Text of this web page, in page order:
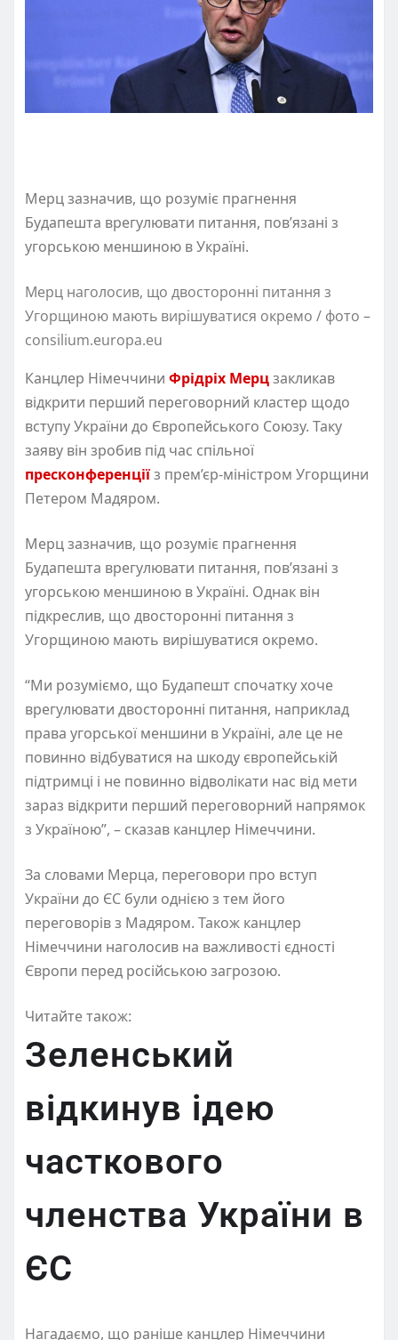
Мерц зазначив, що розуміє прагнення
Будапешта врегулювати питання, пов’язані з
угорською меншиною в Україні.
Мерц наголосив, що двосторонні питання з
Угорщиною мають вирішуватися окремо / фото –
consilium.europa.eu
Канцлер Німеччини Фрідріх Мерцзакликав
відкрити перший переговорний кластер щодо
вступу України до Європейського Союзу. Таку
заяву він зробив під час спільної
пресконференціїз прем’єр-міністром Угорщини
Петером Мадяром.
Мерц зазначив, що розуміє прагнення
Будапешта врегулювати питання, пов’язані з
угорською меншиною в Україні. Однак він
підкреслив, що двосторонні питання з
Угорщиною мають вирішуватися окремо.
“Ми розуміємо, що Будапешт спочатку хоче
врегулювати двосторонні питання, наприклад
права угорської меншини в Україні, але це не
повинно відбуватися на шкоду європейській
підтримці і не повинно відволікати нас від мети
зараз відкрити перший переговорний напрямок
з Україною”, – сказав канцлер Німеччини.
За словами Мерца, переговори про вступ
України до ЄС були однією з тем його
переговорів з Мадяром. Також канцлер
Німеччини наголосив на важливості єдності
Європи перед російською загрозою.
Читайте також:
Зеленський
відкинув ідею
часткового
членства України в
ЄС
Нагадаємо, що раніше канцлер Німеччини